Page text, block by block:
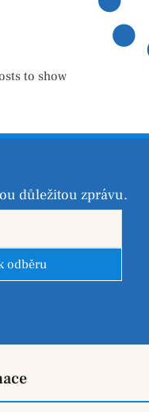
to show
důležitou zprávu.
odběru